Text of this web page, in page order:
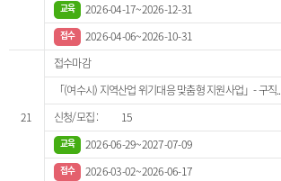
2026-04-17~2026-12-31
2026-04-06~2026-10-31
21
접수마감
「(여수시) 지역산업 위기대응 맞춤형 지원사업」- 구직
15
2026-06-29~2027-07-09
2026-03-02~2026-06-17